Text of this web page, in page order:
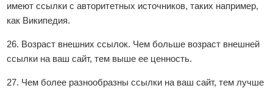
имеют ссылки с авторитетных источников, таких например,
как Википедия.
26. Возраст внешних ссылок. Чем больше возраст внешней
ссылки на ваш сайт, тем выше ее ценность.
27. Чем более разнообразны ссылки на ваш сайт, тем лучше